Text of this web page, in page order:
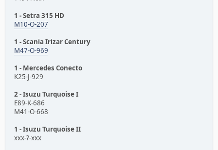
1 - Setra 315 HD
M10-O-207
1 - Scania Irizar Century
M47-O-969
1 - Mercedes Conecto
K25-J-929
2 - Isuzu Turquoise I
E89-K-686
M41-O-668
1 - Isuzu Turquoise II
xxx-?-xxx